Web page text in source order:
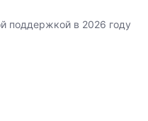
поддержкой в 2026 году